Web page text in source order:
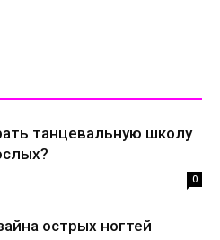
танцевальную школу
0
острых ногтей